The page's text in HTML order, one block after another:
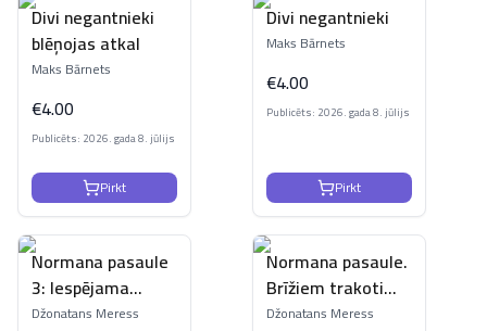
Divi negantnieki
blēņojas atkal
Maks Bārnets
€4.00
Publicēts: 2026. gada 8. jūlijs
Pirkt
Divi negantnieki
Maks Bārnets
€4.00
Publicēts: 2026. gada 8. jūlijs
Pirkt
Normana pasaule
3: Iespējama
gāzes eksplozija
Džonatans Meress
Normana pasaule.
Brīžiem trakoti
kaitinoša
Džonatans Meress